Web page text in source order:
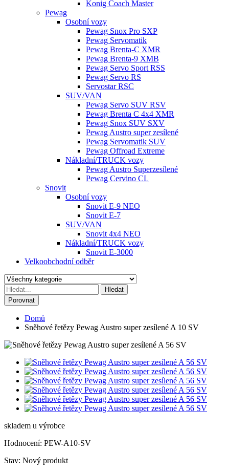
Konig Coach Master
Pewag
Osobní vozy
Pewag Snox Pro SXP
Pewag Servomatik
Pewag Brenta-C XMR
Pewag Brenta-9 XMB
Pewag Servo Sport RSS
Pewag Servo RS
Servostar RSC
SUV/VAN
Pewag Servo SUV RSV
Pewag Brenta C 4x4 XMR
Pewag Snox SUV SXV
Pewag Austro super zesílené
Pewag Servomatik SUV
Pewag Offroad Extreme
Nákladní/TRUCK vozy
Pewag Austro Superzesílené
Pewag Cervino CL
Snovit
Osobní vozy
Snovit E-9 NEO
Snovit E-7
SUV/VAN
Snovit 4x4 NEO
Nákladní/TRUCK vozy
Snovit E-3000
Velkoobchodní odběr
Hledat
Porovnat
Domů
Sněhové řetězy Pewag Austro super zesílené A 10 SV
skladem u výrobce
Hodnocení: PEW-A10-SV
Stav: Nový produkt